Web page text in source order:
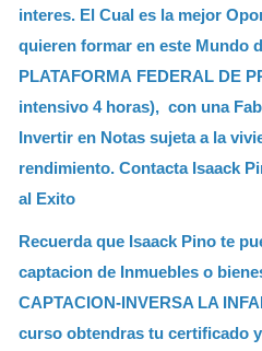
interes. El Cual es la mejor
quieren formar en este Mundo
PLATAFORMA FEDERAL DE
intensivo 4 horas), con una
Invertir en Notas sujeta a la
rendimiento. Contacta Isaack
al Exito
Recuerda que Isaack Pino te
captacion de Inmuebles o
CAPTACION-INVERSA LA
curso obtendras tu certificado